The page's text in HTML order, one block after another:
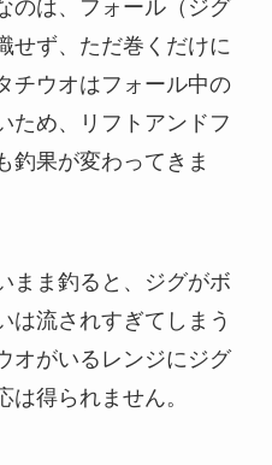
のは、フォール（ジグ
せず、ただ巻くだけに
チウオはフォール中の
ため、リフトアンドフ
釣果が変わってきま
まま釣ると、ジグがボ
は流されすぎてしまう
オがいるレンジにジグ
得られません。